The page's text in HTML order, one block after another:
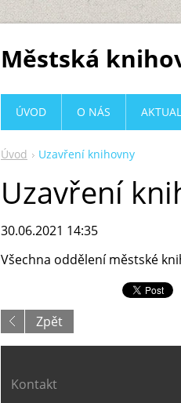
Městská
Úvod Uzavření knihovny
Uzavření
30.06.2021 14:35
Všechna oddělení městské
Zpět
ÚVOD O NÁS
Kontakt